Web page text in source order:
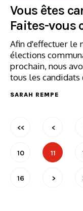
Vous êtes
Faites-vous
Afin d'effectuer le
élections
prochain, nous
tous les
SARAH REMPE
<< <
10 11
16 >